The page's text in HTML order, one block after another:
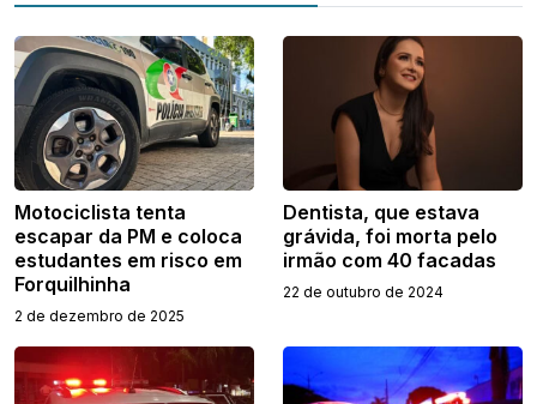
Motociclista tenta
escapar da PM e coloca
estudantes em risco em
Forquilhinha
2 de dezembro de 2025
Dentista, que estava
grávida, foi morta pelo
irmão com 40 facadas
22 de outubro de 2024